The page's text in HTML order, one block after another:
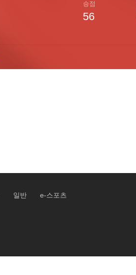
승점
56
일반 e-스포츠